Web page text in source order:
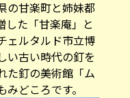
の甘楽町と姉妹都
した「甘楽庵」と
ェルタルド市立博
い古い時代の釘を
た釘の美術館「ム
どころです。